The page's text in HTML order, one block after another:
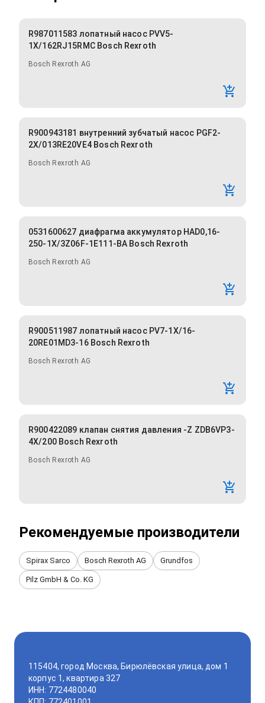
R987011583 лопатный насос PVV5-
1X/162RJ15RMC Bosch Rexroth
Bosch Rexroth AG
R900943181 внутренний зубчатый насос PGF2-
2X/013RE20VE4 Bosch Rexroth
Bosch Rexroth AG
0531600627 диафрагма аккумулятор HAD0,16-
250-1X/3Z06F-1E111-BA Bosch Rexroth
Bosch Rexroth AG
R900511987 лопатный насос PV7-1X/16-
20RE01MD3-16 Bosch Rexroth
Bosch Rexroth AG
R900422089 клапан снятия давления -Z ZDB6VP3-
4X/200 Bosch Rexroth
Bosch Rexroth AG
Рекомендуемые производители
Spirax Sarco Bosch Rexroth AG Grundfos
Pilz GmbH & Co. KG
115404, город Москва, Бирюлёвская улица, дом 1
корпус 1, квартира 327
ИНН: 7724480040